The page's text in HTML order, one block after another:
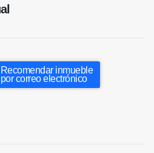
Recomendar inmueble
por correo electrónico